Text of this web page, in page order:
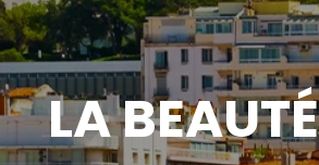
LA